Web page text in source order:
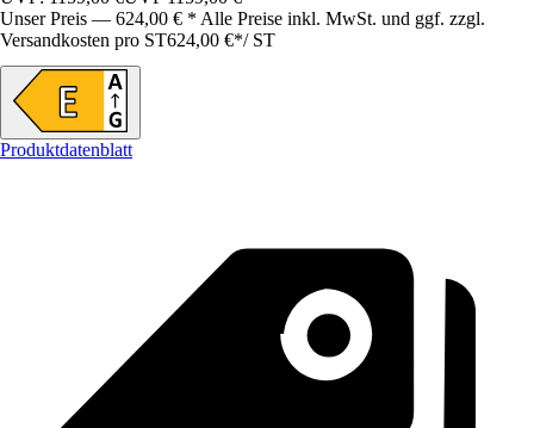
Unser Preis — 624,00 € * Alle Preise inkl. MwSt. und ggf. zzgl.
Versandkosten pro ST624,00 €*/ ST
Produktdatenblatt